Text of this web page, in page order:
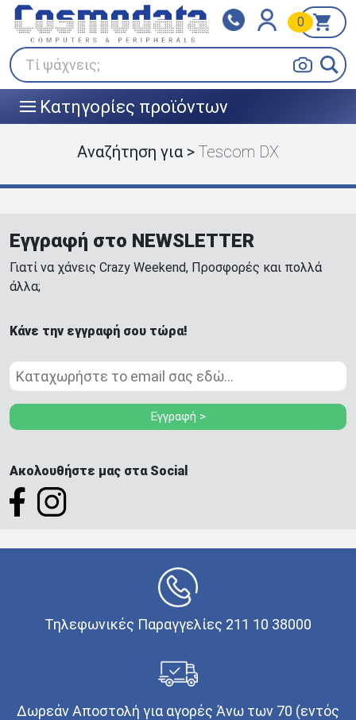
Τί ψάχνεις;
0
||| Κατηγορίες προϊόντων
Klarna
Πληρώστε σε 3
άτοκες δόσεις
BOX NOW
Αναζήτηση για > Tescom DX
Εγγραφή στο NEWSLETTER
Γιατί να χάνεις Crazy Weekend, Προσφορές και πολλά
άλλα;
Κάνε την εγγραφή σου τώρα!
Εγγραφή >
Ακολουθήστε μας στα Social
Τηλεφωνικές Παραγγελίες 211 10 38000
Δωρεάν Αποστολή για αγορές Άνω των 70 (εντός